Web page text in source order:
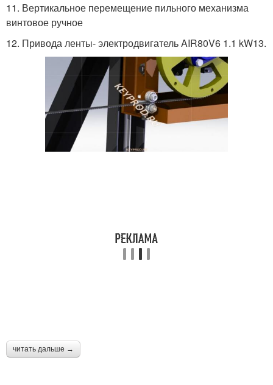
11. Вертикальное перемещение пильного механизма
винтовое ручное
12. Привода ленты- электродвигатель AIR80V6 1.1 kW13.
читать дальше →